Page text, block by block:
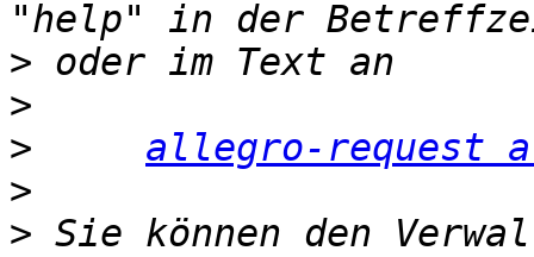
>
>
>
allegro-request
>
> Sie können den